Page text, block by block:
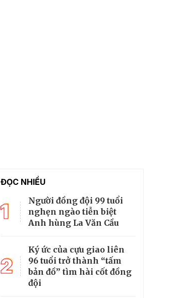
ĐỌC NHIỀU
1
Người đồng đội 99 tuổi
nghẹn ngào tiễn biệt
Anh hùng La Văn Cầu
2
Ký ức của cựu giao liên
96 tuổi trở thành “tấm
bản đồ” tìm hài cốt đồng
đội